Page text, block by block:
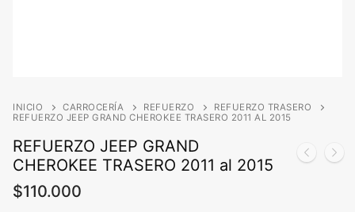
INICIO CARROCERÍA REFUERZO
REFUERZO TRASERO
REFUERZO JEEP GRAND CHEROKEE TRASERO 2011 AL 2015
REFUERZO JEEP GRAND
CHEROKEE TRASERO 2011 al 2015
$110.000